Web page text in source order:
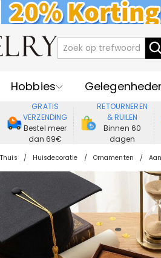
Hobbies
Recipienten
Best
Nieuwe
Juwelen
Wonen&Leven
Kleding
GRATIS
VERZENDING
Bestel meer
dan 69€
RETOURNEREN
& RUILEN
Binnen 60
dagen
Thuis Huisdecoratie Ornamenten